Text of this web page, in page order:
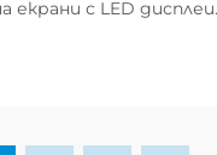
екрани с LED дисплеи.
събитие,
на цветовата